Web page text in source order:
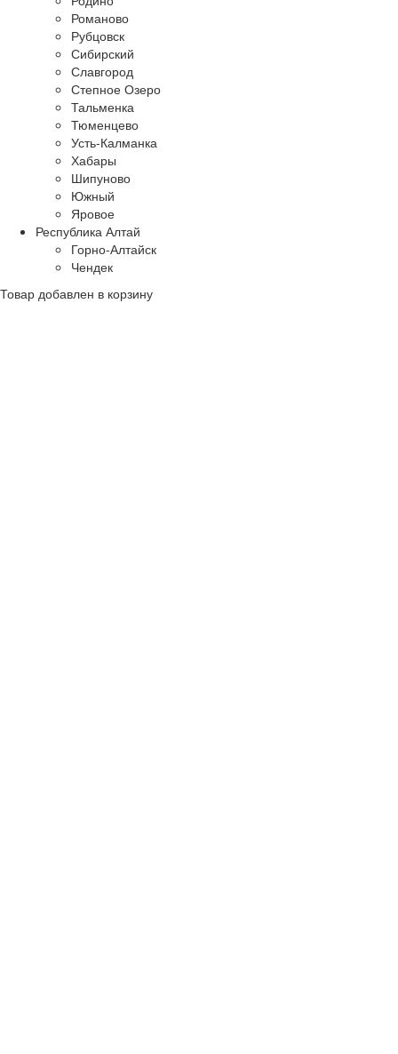
Романово
Рубцовск
Сибирский
Славгород
Степное Озеро
Тальменка
Тюменцево
Усть-Калманка
Хабары
Шипуново
Южный
Яровое
Республика Алтай
Горно-Алтайск
Чендек
Товар добавлен в корзину